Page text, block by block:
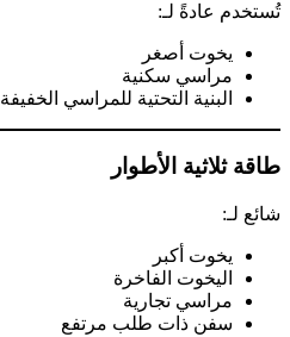
تُستخدم عادةً لـ:
يخوت أصغر
مراسي سكنية
البنية التحتية للمراسي الخفيفة
طاقة ثلاثية الأطوار
شائع لـ:
يخوت أكبر
اليخوت الفاخرة
مراسي تجارية
سفن ذات طلب مرتفع